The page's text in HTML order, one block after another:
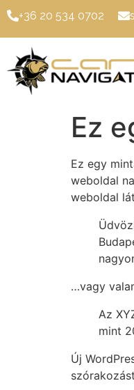
+36 20 534 0702
Ez
Ez egy
weboldal
weboldal
…vagy
Az
mint
Új